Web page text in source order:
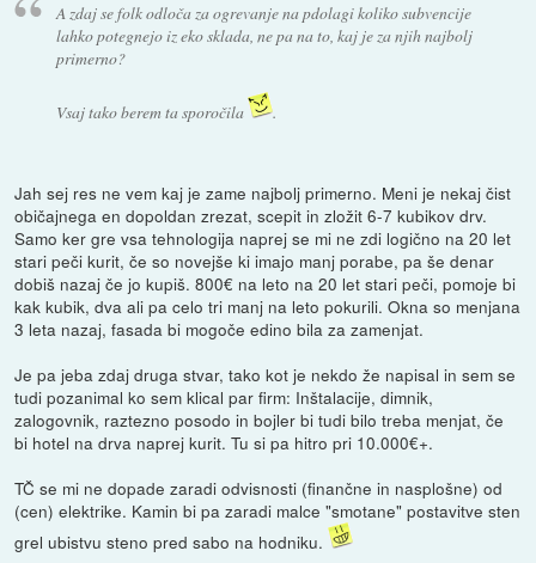
A zdaj se folk odloča za ogrevanje na pdolagi koliko subvencije
lahko potegnejo iz eko sklada, ne pa na to, kaj je za njih najbolj
primerno?
Vsaj tako berem ta sporočila .
Jah sej res ne vem kaj je zame najbolj primerno. Meni je nekaj čist
običajnega en dopoldan zrezat, scepit in zložit 6-7 kubikov drv.
Samo ker gre vsa tehnologija naprej se mi ne zdi logično na 20 let
stari peči kurit, če so novejše ki imajo manj porabe, pa še denar
dobiš nazaj če jo kupiš. 800€ na leto na 20 let stari peči, pomoje bi
kak kubik, dva ali pa celo tri manj na leto pokurili. Okna so menjana
3 leta nazaj, fasada bi mogoče edino bila za zamenjat.
Je pa jeba zdaj druga stvar, tako kot je nekdo že napisal in sem se
tudi pozanimal ko sem klical par firm: Inštalacije, dimnik,
zalogovnik, raztezno posodo in bojler bi tudi bilo treba menjat, če
bi hotel na drva naprej kurit. Tu si pa hitro pri 10.000€+.
TČ se mi ne dopade zaradi odvisnosti (finančne in nasplošne) od
(cen) elektrike. Kamin bi pa zaradi malce "smotane" postavitve sten
grel ubistvu steno pred sabo na hodniku.